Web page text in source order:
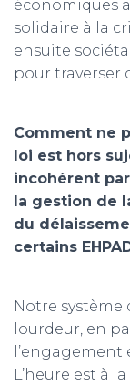
économiques
solidaire à la
ensuite
pour traverser
Comment ne
loi est hors
incohérent
la gestion de
du
certains
Notre système
lourdeur, en
L’heure est à